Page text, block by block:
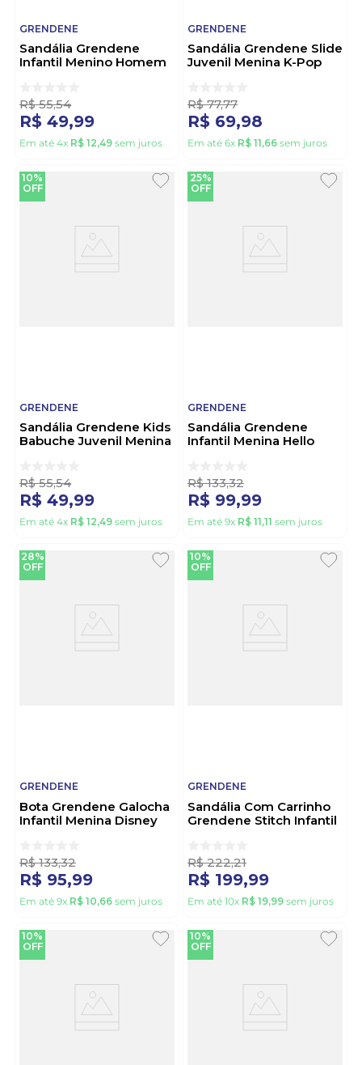
GRENDENE
Sandália Grendene
Infantil Menino Homem
R$ 55,54
R$ 49,99
Em até 4x R$ 12,49 sem juros
GRENDENE
Sandália Grendene Slide
Juvenil Menina K-Pop
R$ 77,77
R$ 69,98
Em até 6x R$ 11,66 sem juros
10%
OFF
GRENDENE
Sandália Grendene Kids
Babuche Juvenil Menina
R$ 55,54
R$ 49,99
Em até 4x R$ 12,49 sem juros
25%
OFF
GRENDENE
Sandália Grendene
Infantil Menina Hello
R$ 133,32
R$ 99,99
Em até 9x R$ 11,11 sem juros
28%
OFF
GRENDENE
Bota Grendene Galocha
Infantil Menina Disney
R$ 133,32
R$ 95,99
Em até 9x R$ 10,66 sem juros
10%
OFF
GRENDENE
Sandália Com Carrinho
Grendene Stitch Infantil
R$ 222,21
R$ 199,99
Em até 10x R$ 19,99 sem juros
10%
OFF
10%
OFF